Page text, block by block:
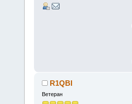
R1QBI
Ветеран